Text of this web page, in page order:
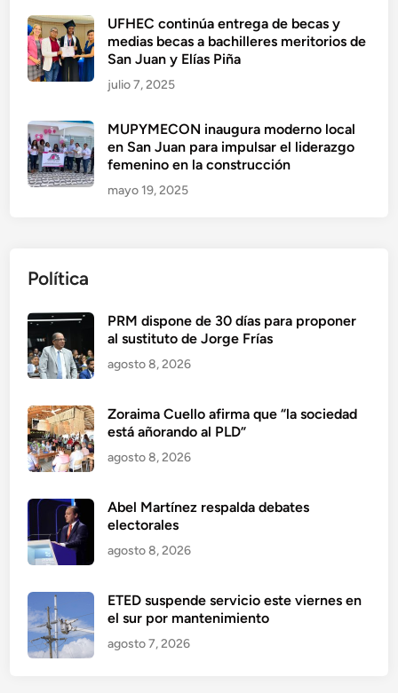
UFHEC continúa entrega de becas y
medias becas a bachilleres meritorios de
San Juan y Elías Piña
julio 7, 2025
MUPYMECON inaugura moderno local
en San Juan para impulsar el liderazgo
femenino en la construcción
mayo 19, 2025
Política
PRM dispone de 30 días para proponer
al sustituto de Jorge Frías
agosto 8, 2026
Zoraima Cuello afirma que “la sociedad
está añorando al PLD”
agosto 8, 2026
Abel Martínez respalda debates
electorales
agosto 8, 2026
ETED suspende servicio este viernes en
el sur por mantenimiento
agosto 7, 2026